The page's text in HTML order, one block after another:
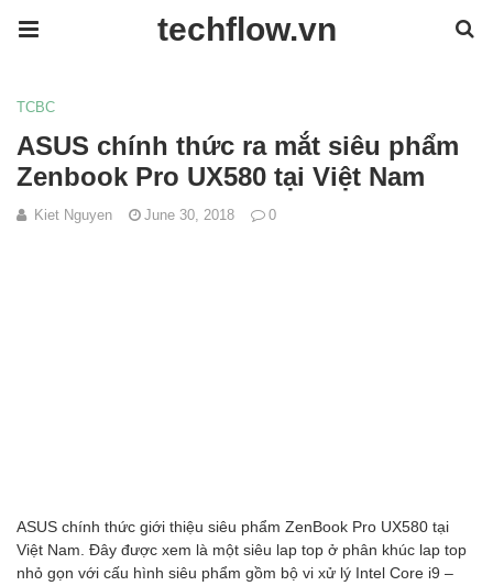
techflow.vn
TCBC
ASUS chính thức ra mắt siêu phẩm
Zenbook Pro UX580 tại Việt Nam
Kiet Nguyen June 30, 2018 0
ASUS chính thức giới thiệu siêu phẩm ZenBook Pro UX580 tại
Việt Nam. Đây được xem là một siêu lap top ở phân khúc lap top
nhỏ gọn với cấu hình siêu phẩm gồm bộ vi xử lý Intel Core i9 –